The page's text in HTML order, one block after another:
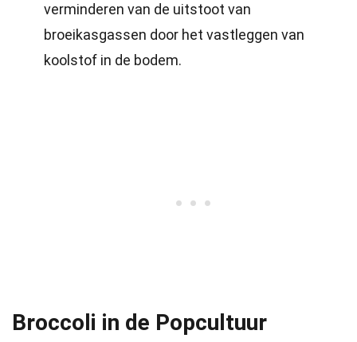
verminderen van de uitstoot van
broeikasgassen door het vastleggen van
koolstof in de bodem.
Broccoli in de Popcultuur